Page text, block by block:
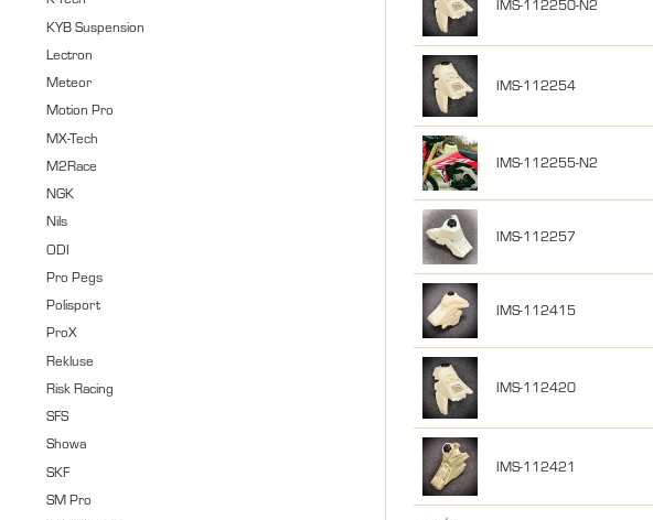
KYB Suspension
Lectron
Meteor
Motion Pro
MX-Tech
M2Race
NGK
Nils
ODI
Pro Pegs
Polisport
ProX
Rekluse
Risk Racing
SFS
Showa
SKF
SM Pro
IMS-112250-N2
IMS-112254
IMS-112255-N2
IMS-112257
IMS-112415
IMS-112420
IMS-112421